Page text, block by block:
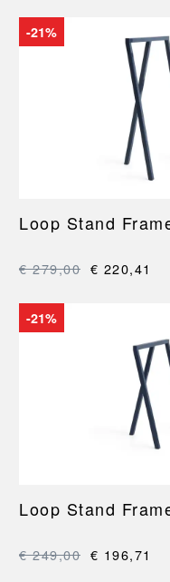
-21%
Loop Stand
€ 279,00 € 220,41
-21%
Loop Stand
€ 249,00 € 196,71